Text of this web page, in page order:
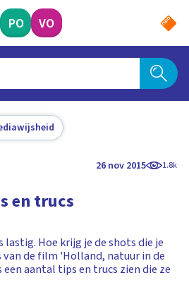
PO VO
26 nov 2015 1.8k
en trucs
Hoe krijg je de shots die je
van de film 'Holland, natuur in de
aantal tips en trucs zien die ze